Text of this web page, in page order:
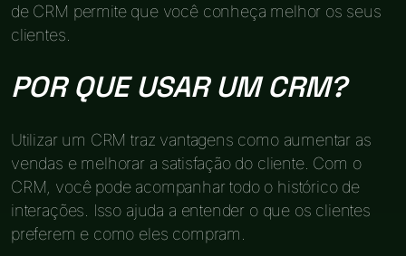
de CRM permite que você conheça melhor os seus
clientes.
POR QUE USAR UM CRM?
Utilizar um CRM traz vantagens como aumentar as
vendas e melhorar a satisfação do cliente. Com o
CRM, você pode acompanhar todo o histórico de
interações. Isso ajuda a entender o que os clientes
preferem e como eles compram.